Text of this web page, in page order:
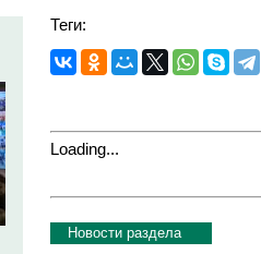
Теги:
Loading...
Новости раздела